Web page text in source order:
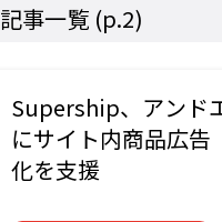
記事一覧 (p.2)
Supership、アンド
にサイト内商品広告
化を支援